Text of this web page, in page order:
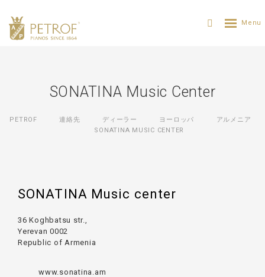
SONATINA Music Center
PETROF 連絡先 ディーラー ヨーロッパ
アルメニア
SONATINA MUSIC CENTER
SONATINA Music center
36 Koghbatsu str.,
Yerevan 0002
Republic of Armenia
www.sonatina.am